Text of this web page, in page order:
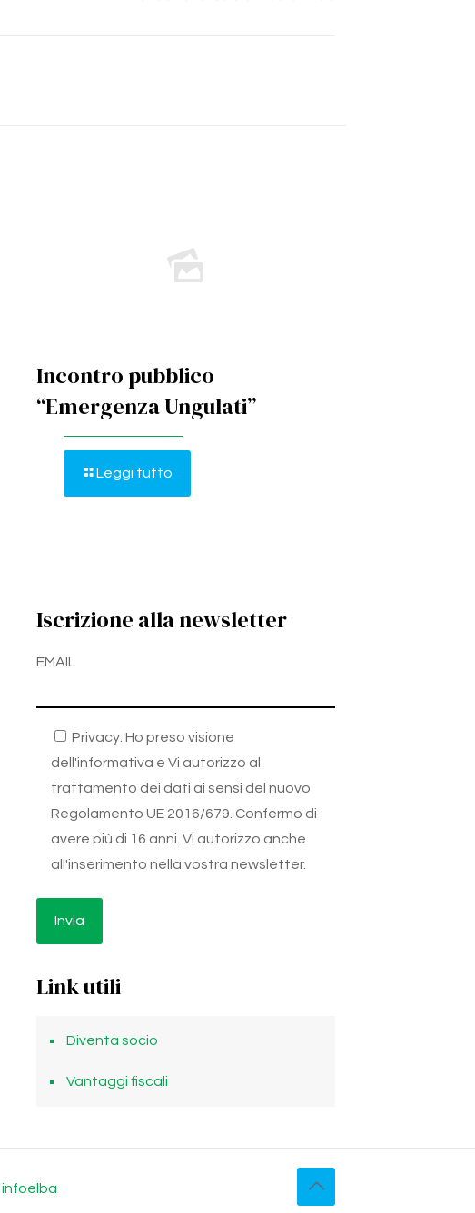
Incontro pubblico
“Emergenza Ungulati”
Leggi tutto
Iscrizione alla newsletter
EMAIL
Privacy: Ho preso visione
dell'informativa e Vi autorizzo al
trattamento dei dati ai sensi del nuovo
Regolamento UE 2016/679. Confermo di
avere più di 16 anni. Vi autorizzo anche
all'inserimento nella vostra newsletter.
Link utili
Diventa socio
Vantaggi fiscali
infoelba